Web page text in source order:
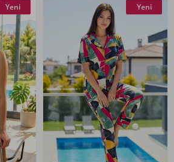
Yeni Yeni